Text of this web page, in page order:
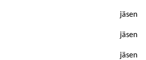
jäsen
jäsen
jäsen